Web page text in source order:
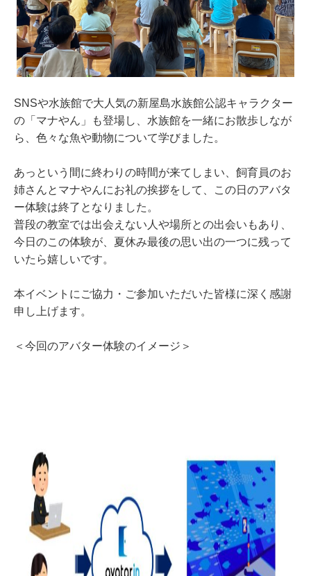
SNSや水族館で大人気の新屋島水族館公認キャラクター
の「マナやん」も登場し、水族館を一緒にお散歩しなが
ら、色々な魚や動物について学びました。
あっという間に終わりの時間が来てしまい、飼育員のお
姉さんとマナやんにお礼の挨拶をして、この日のアバタ
ー体験は終了となりました。
普段の教室では出会えない人や場所との出会いもあり、
今日のこの体験が、夏休み最後の思い出の一つに残って
いたら嬉しいです。
本イベントにご協力・ご参加いただいた皆様に深く感謝
申し上げます。
＜今回のアバター体験のイメージ＞